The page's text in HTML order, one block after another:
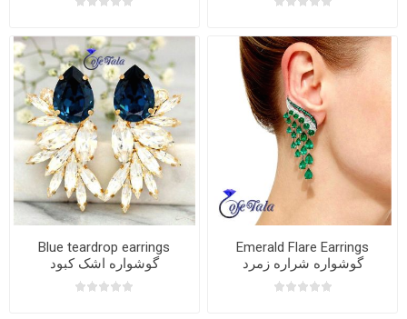
Blue teardrop earrings
گوشواره اشک کبود
Emerald Flare Earrings
گوشواره شراره زمرد